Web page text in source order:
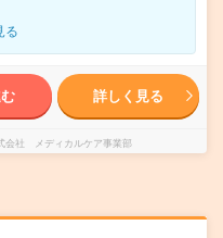
る
詳しく見る
会社 メディカルケア事業部